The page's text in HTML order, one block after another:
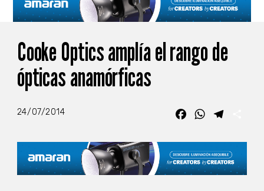
Cooke Optics amplía el rango de
ópticas anamórficas
24/07/2014 FacebookWhatsApp